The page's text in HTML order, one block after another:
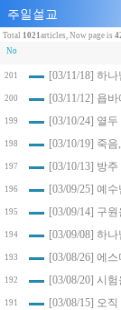
Total 1021articles, Now page is
No
201 [03/11/18] 하
200 [03/11/12] 욥
199 [03/10/24] 열
198 [03/10/19] 죽
197 [03/10/13] 방
196 [03/09/25] 예
195 [03/09/14] 구
194 [03/09/08] 하
193 [03/08/26] 에
192 [03/08/20] 시
191 [03/08/15] 오